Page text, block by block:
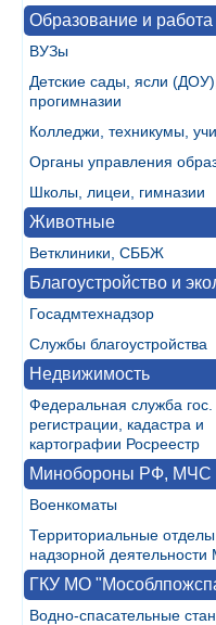
Образование и работа
ВУЗы
Детские сады, ясли (ДОУ),
прогимназии
Колледжи, техникумы,
Органы управления
Школы, лицеи, гимназии
Животные
Ветклиники, СББЖ
Благоустройство и
Госадмтехнадзор
Службы благоустройства
Недвижимость
Федеральная служба гос.
регистрации, кадастра и
картографии Росреестр
Минобороны РФ, МЧС
Военкоматы
Территориальные отделы
надзорной
ГКУ МО
Водно-спасательные